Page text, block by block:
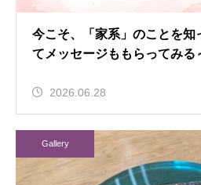
今こそ、「家系」のことを
てメッセージももらってみる
2026.06.28
Gallery